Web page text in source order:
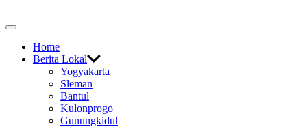
to
Off
CanvasHome
Berita Lokal
Yogyakarta
Sleman
Bantul
Kulonprogo
Gunungkidul